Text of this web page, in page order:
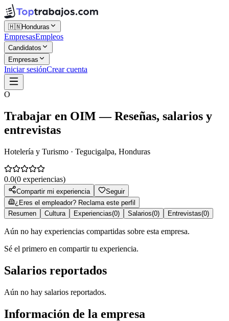
🇭🇳Honduras
EmpresasEmpleos
Candidatos
Empresas
Iniciar sesiónCrear cuenta
O
Trabajar en OIM — Reseñas, salarios y
entrevistas
Hotelería y Turismo · Tegucigalpa, Honduras
0.0(0 experiencias)
Compartir mi experiencia
Seguir
¿Eres el empleador? Reclama este perfil
Resumen
Cultura Experiencias(0) Salarios(0) Entrevistas(0)
Aún no hay experiencias compartidas sobre esta empresa.
Sé el primero en compartir tu experiencia.
Salarios reportados
Aún no hay salarios reportados.
Información de la empresa